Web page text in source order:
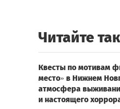
Читайте
Квесты по мотивам
место» в Нижнем
атмосфера
и настоящего